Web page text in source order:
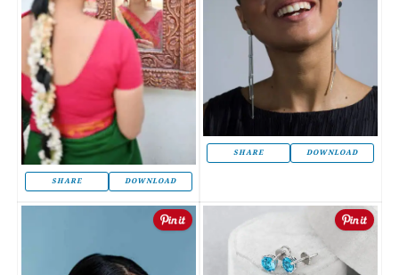
SHARE DOWNLOAD
SHARE DOWNLOAD